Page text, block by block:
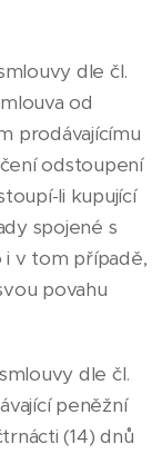
dle čl.
od
prodávajícímu
odstoupení
li kupující
spojené s
i v tom případě,
povahu
dle čl.
peněžní
(14) dnů